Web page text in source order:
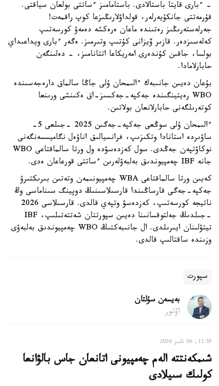
- ءبارى قايتا باستالادى. باستامامىز ءساتتى بولعان سياقتى.
قۇرمەتتى جانكۇيەرلەر، قولداۋلارىڭىزعا كوپ راقمەت!
جەرلەستەرىڭىز رەتىندە ماعان ەرەكشە دەمەۋ كورسەتىپ
كەلەسىزدەر. قازىر ۆيزانى كۇتىپ وتىرمىز. ەگەر ءبارى ويداعىداي
بولسا، جاقىن كۇندەرى امەريكاعا اتتانامىز، - دەلىنگەن
حابارلامادا.
بۇعان دەيىن جانىبەك ءالىمحان ۇلى جاڭا سالماق دارەجەسىندە
WBO رەيتينگىندە جەكپە-جەكسىز-اق ەكىنشى ورىنعا
كوتەرىلگەنى حابارلانعان بولاتىن.
ءالىمحان ۇلى سوڭعى جەكپە-جەگىن 2025 -جىلعى 5-
ساۋىردە استانادا وتكىزىپ، فرانسيالىق اناۋەل نگاميسسەنگەنى
نوكاۋتپەن جەڭدى. سول كەزدەسۋدە ول ورتا سالماقتاعى WBO
جانە IBF چەمپيوندىق بەلبەۋلەرىن ءساتتى قورعاعان ەدى.
كەيىن ورتا سالماقتاعى WBA چەمپيونىمەن وتەتىن بىرىكتىرۋ
جەكپە-جەگى قارساڭىندا قارسىلاسىنىڭ دوپينگ سىناماسى وڭ
ناتيجە كورسەتىپ، كەزدەسۋ وتپەي قالدى. قارسىلاسى 2026
-جىلدىڭ جەلتوقسانىنا دەيىن سپورتتان شەتتەتىلىپ، IBF
تيتۋلىنان ايىرىلدى. ال جانىبەكتىڭ WBO چەمپيوندىق بەلبەۋى
وزىندە ساقتالىپ قالدى.
سپورت
بەيسەن سۇلتان
اۆتور
11:55, 06 تامىز 2026
شىمكەنتتە الەم چەمپيونى اتانعان جاس بالۋانعا
كولىك سىيلادى